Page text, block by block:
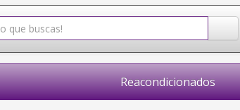
Reacondicionados